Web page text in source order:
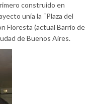
construido en
unía la “Plaza del
Floresta (actual Barrio de
de Buenos Aires.